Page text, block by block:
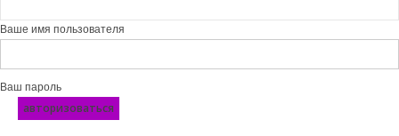
Ваше имя пользователя
Ваш пароль